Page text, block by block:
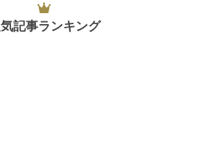
気記事ランキング